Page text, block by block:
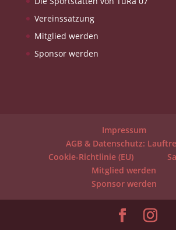
Vereinssatzung
Mitglied werden
Sponsor werden
Impressum
AGB & Datenschutz:
Cookie-Richtlinie (EU)
Mitglied werden
Sponsor werden